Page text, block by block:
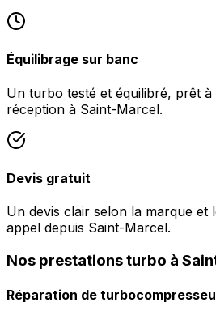
Équilibrage sur banc
Un turbo testé et équilibré, prêt
réception à Saint-Marcel.
Devis gratuit
Un devis clair selon la marque et
appel depuis Saint-Marcel.
Nos prestations turbo à
Réparation de